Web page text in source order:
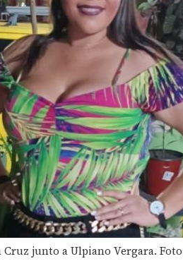
Cruz junto a Ulpiano Vergara.